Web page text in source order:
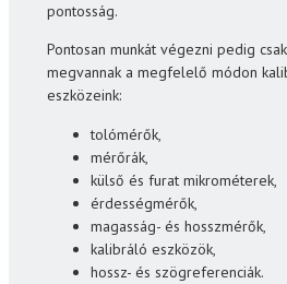
pontosság.
Pontosan munkát végezni pedig
megvannak a megfelelő módon
eszközeink:
tolómérők,
mérőrák,
külső és furat mikrométerek,
érdességmérők,
magasság- és hosszmérők,
kalibráló eszközök,
hossz- és szögreferenciák.